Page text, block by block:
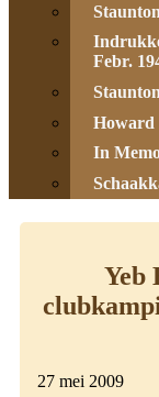
Febr.
Howard
In
Yeb
27 mei 2009